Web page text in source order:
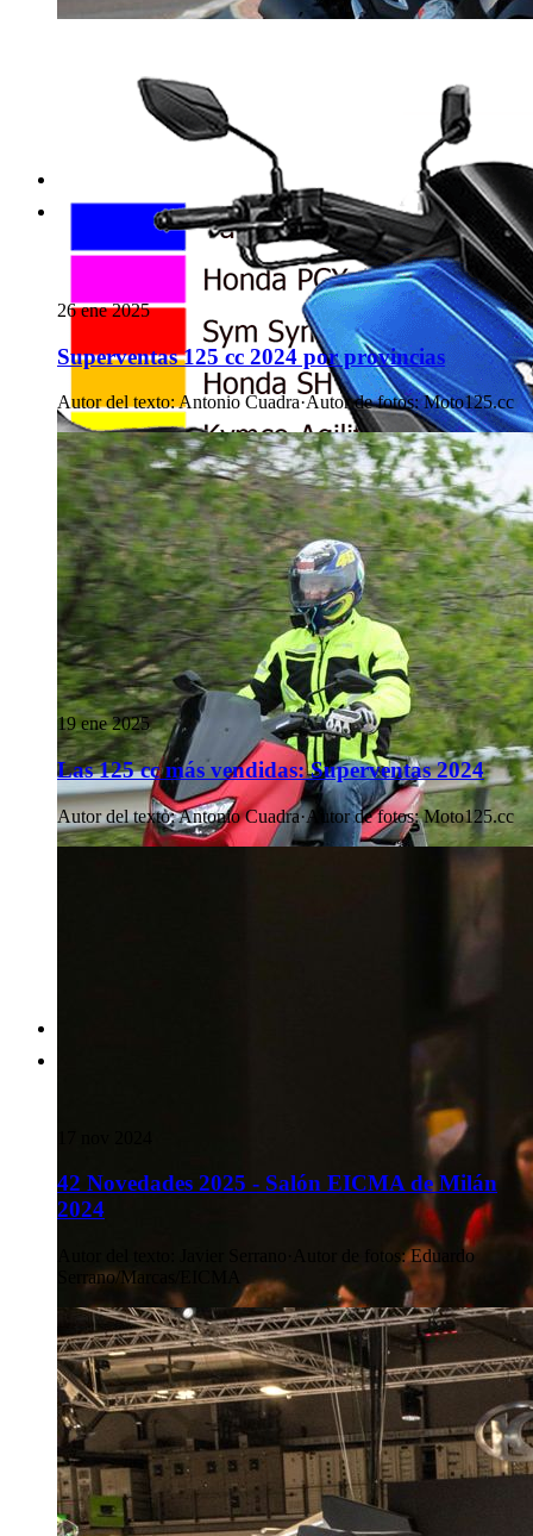
26 ene 2025
Superventas 125 cc 2024 por provincias
Autor del texto:Antonio Cuadra·Autor de fotos: Moto125.cc
19 ene 2025
Las 125 cc más vendidas: Superventas 2024
Autor del texto:Antonio Cuadra·Autor de fotos: Moto125.cc
42 Novedades 2025 - Salón EICMA de Milán
2024
Autor de fotos: Eduardo
Serrano/Marcas/EICMA